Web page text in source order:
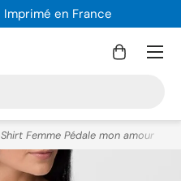
Imprimé en France
Panier
Menu
Femme Pédale mon amour